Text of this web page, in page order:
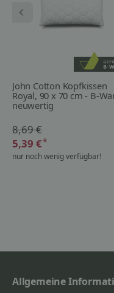
John Cotton Kopfkissen
Royal, 90 x 70 cm - B-
neuwertig
8,69 €
5,39 €*
nur noch wenig verfügbar!
Allgemeine